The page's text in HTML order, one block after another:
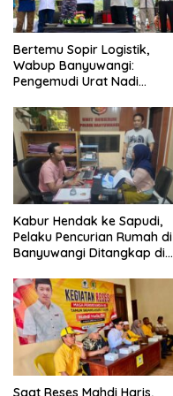
Bertemu Sopir Logistik,
Wabup Banyuwangi:
Pengemudi Urat Nadi
Kabur Hendak ke Sapudi,
Pelaku Pencurian Rumah di
Banyuwangi Ditangkap di
Saat Reses Mahdi Haris,